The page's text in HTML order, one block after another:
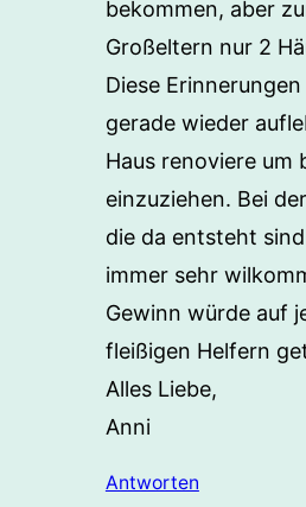
bekommen, aber
Großeltern nur 2
Diese
gerade wieder
Haus renoviere um
einzuziehen. Bei
die da entsteht
immer sehr
Gewinn würde auf
fleißigen Helfern
Alles Liebe,
Anni
Antworten